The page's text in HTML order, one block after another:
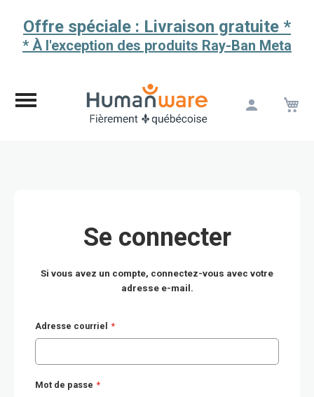
Offre spéciale : Livraison gratuite *
* À l'exception des produits Ray-Ban Meta
Se connecter
Si vous avez un compte, connectez-vous avec votre
adresse e-mail.
Adresse courriel
Mot de passe